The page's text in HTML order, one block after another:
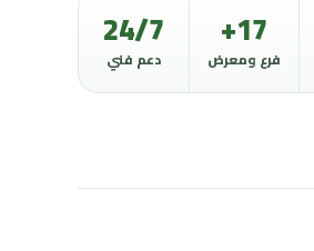
17+
فرع ومعرض
24/7
دعم فني